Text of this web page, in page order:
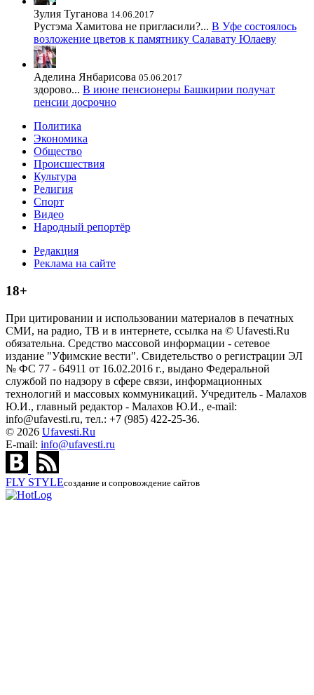
Зулия Туганова 14.06.2017
Рустэма Хамитова не пригласили?... В Уфе состоялось
возложение цветов к памятнику Салавату Юлаеву
Аделина Янбарисова 05.06.2017
здорово... В июне пенсионеры Башкирии получат
пенсии досрочно
Политика
Экономика
Общество
Происшествия
Культура
Религия
Спорт
Видео
Народный репортёр
Редакция
Реклама на сайте
18+
При цитировании и использовании материалов в печатных
СМИ, на радио, ТВ и в интернете, ссылка на © Ufavesti.Ru
обязательна. Средство массовой информации - сетевое
издание "Уфимские вести". Свидетельство о регистрации ЭЛ
№ ФС 77 - 64911 от 16.02.2016 г., выдано Федеральной
службой по надзору в сфере связи, информационных
технологий и массовых коммуникаций. Учредитель - Малахов
Ю.И., главный редактор - Малахов Ю.И., e-mail:
info@ufavesti.ru, тел.: +7 (985) 422-25-36.
© 2026 Ufavesti.Ru
E-mail: info@ufavesti.ru
FLY STYLEсоздание и сопровождение сайтов